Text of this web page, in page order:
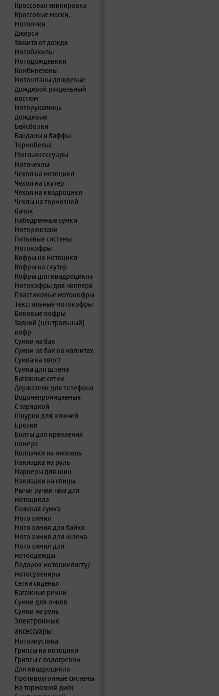
Кроссовая экипировка
Кроссовые маски,
Мотоочки
Джерси
Защита от дождя
Мотобахилы
Мотодождевики
Комбинезоны
Мотоштаны дождевые
Дождевой раздельный
костюм
Моторукавицы
дождевые
Бейсболки
Банданы и баффы
Термобелье
Мотоаксессуары
Моточехлы
Чехол на мотоцикл
Чехол на скутер
Чехол на квадроцикл
Чехлы на тормозной
бачок
Набедренные сумки
Моторюкзаки
Питьевые системы
Мотокофры
Кофры на мотоцикл
Кофры на скутер
Кофры для квадроцикла
Мотокофры для чоппера
Пластиковые мотокофры
Текстильные мотокофры
Боковые кофры
Задний (центральный)
кофр
Сумки на бак
Сумки на бак на магнитах
Сумка на хвост
Сумка для шлема
Багажные сетки
Держатели для телефона
Водонепроницаемые
С зарядкой
Шнурки для ключей
Брелки
Болты для крепления
номера
Колпачки на ниппель
Накладка на руль
Маркеры для шин
Накладки на спицы
Рычаг ручки газа для
мотоцикла
Поясная сумка
Мото химия
Мото химия для байка
Мото химия для шлема
Мото химия для
мотоодежды
Подарок мотоциклисту/
мотосувениры
Сетки сиденья
Багажные ремни
Сумки для очков
Сумки на руль
Электронные
аксессуары
Мотоакустика
Грипсы на мотоцикл
Грипсы с подогревом
Для квадроцикла
Противоугонные системы
На тормозной диск